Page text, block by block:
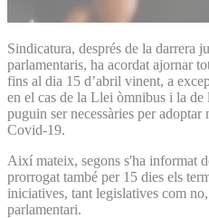
Sindicatura, després de la darrera
parlamentaris, ha acordat ajornar
fins al dia 15 d’abril vinent, a
en el cas de la Llei òmnibus i la de
puguin ser necessàries per adoptar
Covid-19.
Així mateix, segons s'ha informat
prorrogat també per 15 dies els
iniciatives, tant legislatives com
parlamentari.